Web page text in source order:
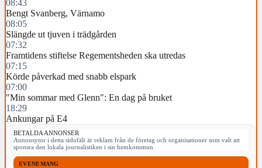
08:43
Bengt Svanberg, Värnamo
08:05
Slängde ut tjuven i trädgården
07:32
Framtidens stiftelse Regementsheden ska utredas
07:15
Körde påverkad med snabb elspark
07:00
"Min sommar med Glenn": En dag på bruket
18:29
Ankungar på E4
BETALDA ANNONSER
Annonsytor i detta sidofält är reklam från de företag och organisationer som valt att
sponsra den lokala journalistiken i sin hemkommun.
EVENEMANG